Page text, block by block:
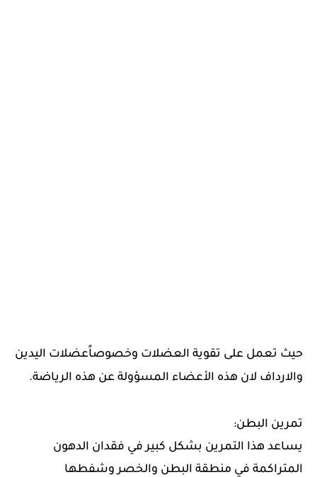
حيث تعمل على تقوية العضلات وخصوصاًعضلات اليدين
والارداف لان هذه الأعضاء المسؤولة عن هذه الرياضة.
تمرين البطن:
يساعد هذا التمرين بشكل كبير في فقدان الدهون
المتراكمة في منطقة البطن والخصر وشفطها